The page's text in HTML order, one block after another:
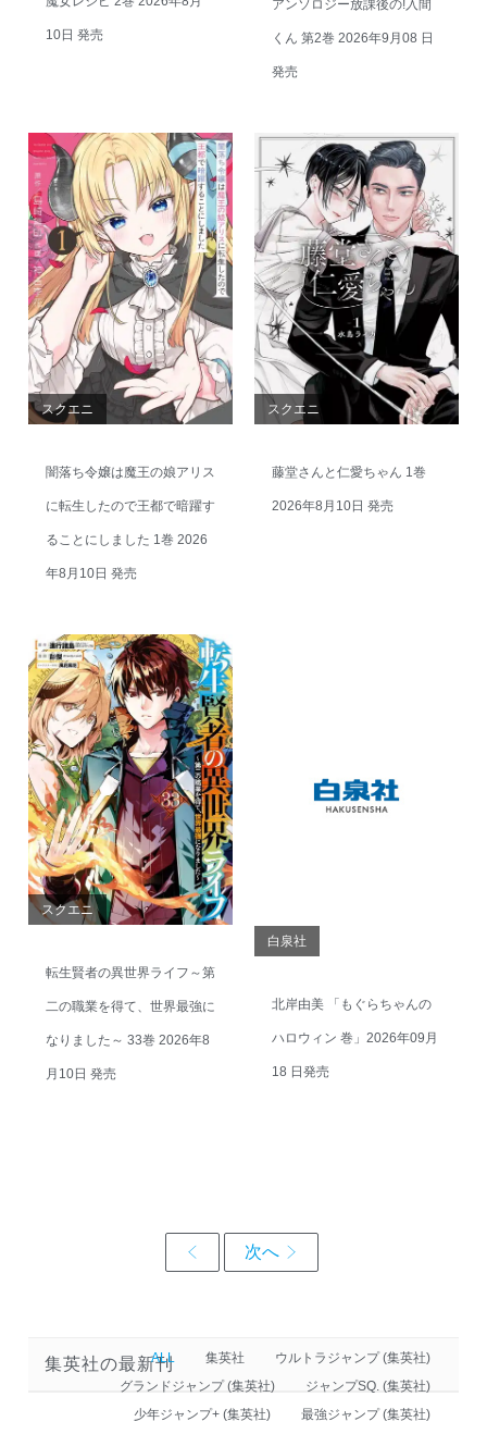
10日 発売
アンソロジー放課後の!入間
くん 第2巻 2026年9月08 日
発売
スクエニ
闇落ち令嬢は魔王の娘アリス
に転生したので王都で暗躍す
ることにしました 1巻 2026
年8月10日 発売
スクエニ
藤堂さんと仁愛ちゃん 1巻
2026年8月10日 発売
スクエニ
転生賢者の異世界ライフ～第
二の職業を得て、世界最強に
なりました～ 33巻 2026年8
月10日 発売
白泉社
北岸由美 「もぐらちゃんの
ハロウィン 巻」2026年09月
18 日発売
集英社の最新刊
ALL 集英社
ウルトラジャンプ (集英社)
グランドジャンプ (集英社)
ジャンプSQ. (集英社)
少年ジャンプ+ (集英社)
最強ジャンプ (集英社)